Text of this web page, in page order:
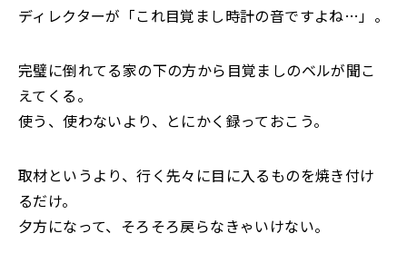
ディレクターが「これ目覚まし時計の音ですよね…」。
完璧に倒れてる家の下の方から目覚ましのベルが聞こ
えてくる。
使う、使わないより、とにかく録っておこう。
取材というより、行く先々に目に入るものを焼き付け
るだけ。
夕方になって、そろそろ戻らなきゃいけない。